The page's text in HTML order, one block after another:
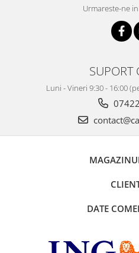
Urmareste-ne
SUPORT
Luni - Vineri 9:30 - 16:00
DATE